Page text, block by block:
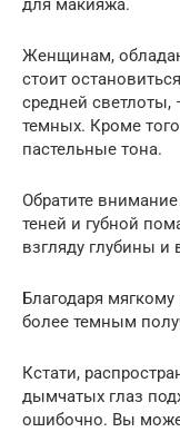
для макияжа.
Женщинам,
стоит
средней
темных. Кроме
пастельные тона.
Обратите
теней и губной
взгляду глубины и
Благодаря
более темным
Кстати,
дымчатых глаз
ошибочно. Вы